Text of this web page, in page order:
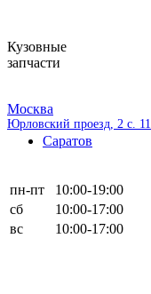
Кузовные
запчасти
Москва
Юрловский проезд, 2 с. 11
Саратов
пн-пт
10:00-19:00
сб
10:00-17:00
вс
10:00-17:00